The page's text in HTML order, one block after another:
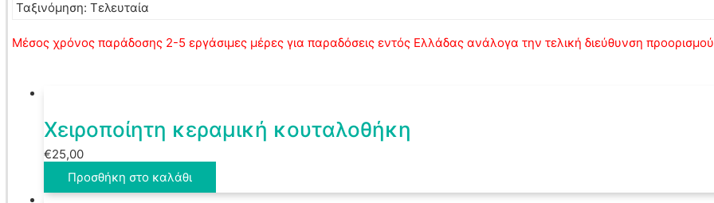
Μέσος χρόνος παράδοσης 2-5 εργάσιμες μέρες για παραδόσεις εντός Ελλάδας ανάλογα την τελική διεύθυνση προορισμού
Χειροποίητη κεραμική κουταλοθήκη
€25,00
Προσθήκη στο καλάθι